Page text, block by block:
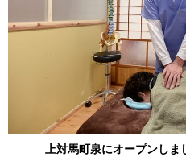
上対馬町泉にオープンしま